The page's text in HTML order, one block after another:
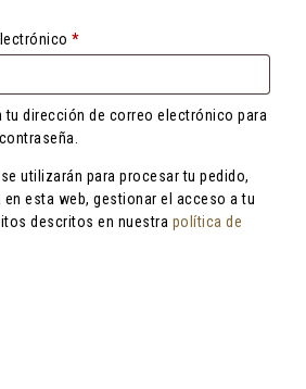
*Obligatorio
tu dirección de correo electrónico para
utilizarán para procesar tu pedido,
esta web, gestionar el acceso a tu
descritos en nuestra política de